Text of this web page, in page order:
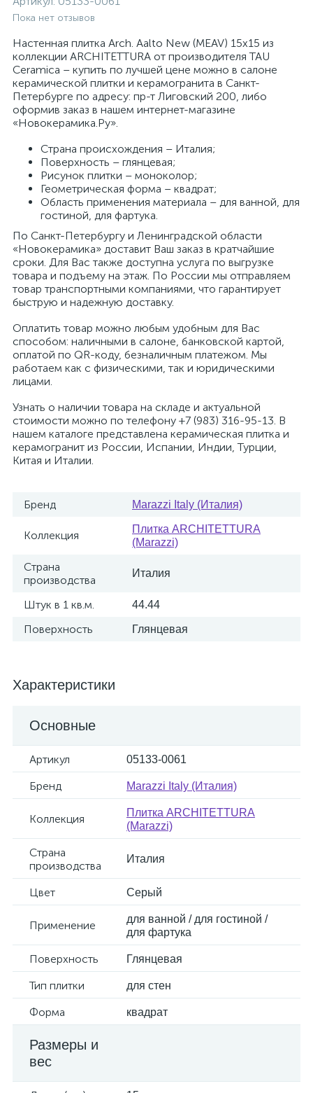
Пока нет отзывов
Настенная плитка Arch. Aalto New (MEAV) 15x15 из
коллекции ARCHITETTURA от производителя TAU
Ceramica – купить по лучшей цене можно в салоне
керамической плитки и керамогранита в Санкт-
Петербурге по адресу: пр-т Лиговский 200, либо
оформив заказ в нашем интернет-магазине
«Новокерамика.Ру».
Страна происхождения – Италия;
Поверхность – глянцевая;
Рисунок плитки – моноколор;
Геометрическая форма – квадрат;
Область применения материала – для ванной, для
гостиной, для фартука.
По Санкт-Петербургу и Ленинградской области
«Новокерамика» доставит Ваш заказ в кратчайшие
сроки. Для Вас также доступна услуга по выгрузке
товара и подъему на этаж. По России мы отправляем
товар транспортными компаниями, что гарантирует
быструю и надежную доставку.
Оплатить товар можно любым удобным для Вас
способом: наличными в салоне, банковской картой,
оплатой по QR-коду, безналичным платежом. Мы
работаем как с физическими, так и юридическими
лицами.
Узнать о наличии товара на складе и актуальной
стоимости можно по телефону +7 (983) 316-95-13. В
нашем каталоге представлена керамическая плитка и
керамогранит из России, Испании, Индии, Турции,
Китая и Италии.
Бренд Marazzi Italy (Италия)
Коллекция
Плитка ARCHITETTURA
(Marazzi)
Страна
производства
Италия
Штук в 1 кв.м. 44.44
Поверхность Глянцевая
Характеристики
Основные
Артикул 05133-0061
Бренд Marazzi Italy (Италия)
Коллекция
Плитка ARCHITETTURA
(Marazzi)
Страна
производства
Италия
Цвет Серый
Применение
для ванной / для гостиной /
для фартука
Поверхность Глянцевая
Тип плитки для стен
Форма квадрат
Размеры и
вес